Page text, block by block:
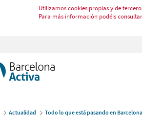
Utilizamos cookies propias y de
Para más información podéis
Actualidad Todo lo que está pasando en